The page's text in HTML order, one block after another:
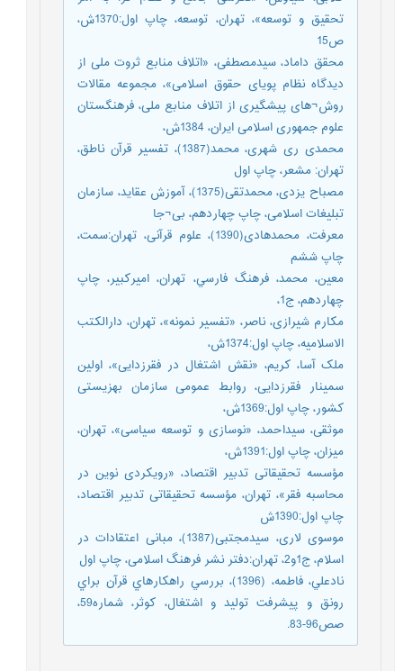
تحقیق و توسعه»، تهران، توسعه، چاپ اول:1370ش،
ص15
محقق داماد، سیدمصطفی، «اتلاف منابع ثروت ملی از
دیدگاه نظام پویای حقوق اسلامی»، مجموعه مقالات
روش¬های پیشگیری از اتلاف منابع ملی، فرهنگستان
علوم جمهوری اسلامی ایران، 1384ش،
محمدی ری شهری، محمد(1387)، تفسیر قرآن ناطق،
تهران: مشعر، چاپ اول
مصباح یزدی، محمدتقی(1375)، آموزش عقاید، سازمان
تبلیغات اسلامی، چاپ چهاردهم، بی¬جا
معرفت، محمدهادی(1390)، علوم قرآنی، تهران:سمت،
چاپ ششم
معين، محمد، فرهنگ فارسي، تهران، اميرکبير، چاپ
چهاردهم، ج1،
مکارم شیرازی، ناصر، «تفسیر نمونه»، تهران، دارالکتب
الاسلامیه، چاپ اول:1374ش،
ملک آسا، کریم، «نقش اشتغال در فقرزدایی»، اولین
سمینار فقرزدایی، روابط عمومی سازمان بهزیستی
کشور، چاپ اول:1369ش،
موثقی، سیداحمد، «نوسازی و توسعه سیاسی»، تهران،
میزان، چاپ اول:1391ش،
مؤسسه تحقیقاتی تدبیر اقتصاد، «رویکردی نوین در
محاسبه فقر»، تهران، مؤسسه تحقیقاتی تدبیر اقتصاد،
چاپ اول:1390ش
موسوی لاری، سیدمجتبی(1387)، مبانی اعتقادات در
اسلام، ج1و2، تهران:دفتر نشر فرهنگ اسلامی، چاپ اول
نادعلي، فاطمه، (1396)، بررسي راهکارهاي قرآن براي
رونق و پيشرفت توليد و اشتغال، کوثر، شماره59،
صص96-83.